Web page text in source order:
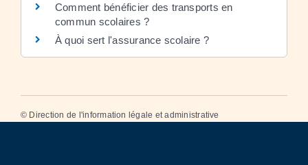
Comment bénéficier des transports en
commun scolaires ?
À quoi sert l'assurance scolaire ?
© Direction de l'information légale et administrative